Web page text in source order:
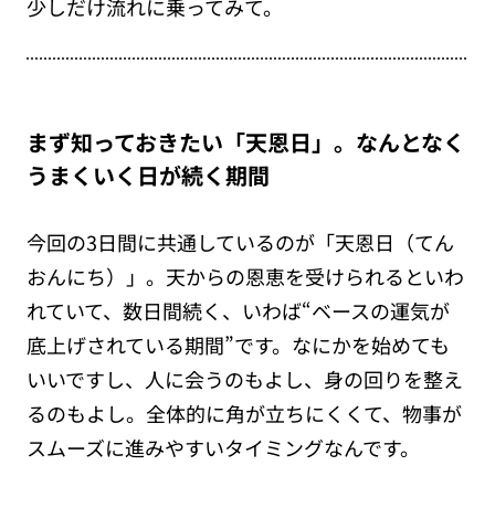
少しだけ流れに乗ってみて。
まず知っておきたい「天恩日」。なんとなく
うまくいく日が続く期間
今回の3日間に共通しているのが「天恩日（てん
おんにち）」。天からの恩恵を受けられるといわ
れていて、数日間続く、いわば“ベースの運気が
底上げされている期間”です。なにかを始めても
いいですし、人に会うのもよし、身の回りを整え
るのもよし。全体的に角が立ちにくくて、物事が
スムーズに進みやすいタイミングなんです。